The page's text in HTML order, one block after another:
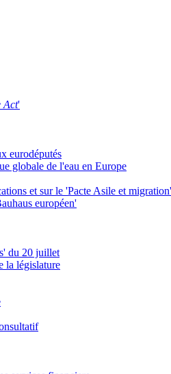
Act'
eurodéputés
globale de l'eau en Europe
et sur le 'Pacte Asile et migration'
européen'
du 20 juillet
la législature